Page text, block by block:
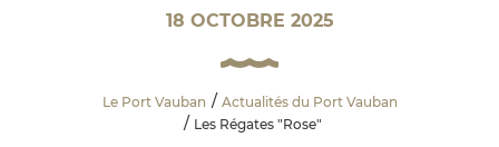
18 OCTOBRE 2025
Le Port Vauban
Actualités du Port Vauban
Les Régates "Rose"